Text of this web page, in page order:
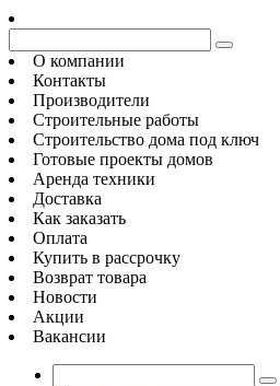
О компании
Контакты
Производители
Строительные работы
Строительство дома под ключ
Готовые проекты домов
Аренда техники
Доставка
Как заказать
Оплата
Купить в рассрочку
Возврат товара
Новости
Акции
Вакансии